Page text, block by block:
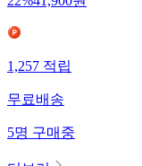
22%41,900원
1,257적립
무료배송
5명구매중